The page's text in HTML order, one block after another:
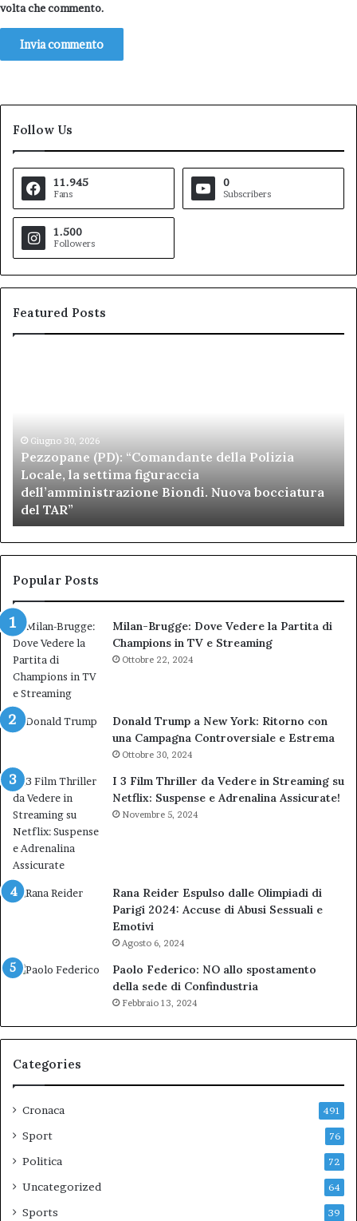
volta che commento.
Follow Us
11.945
Fans
0
Subscribers
1.500
Followers
Featured Posts
Locale,
settima
figuraccia
dell’amministrazione
Biondi.
Nuova
bocciatura
del
Giugno 30, 2026
Pezzopane (PD): “Comandante della Polizia
Locale, la settima figuraccia
dell’amministrazione Biondi. Nuova bocciatura
del TAR”
ai
Popular Posts
Milan-Brugge: Dove Vedere la Partita di
Champions in TV e Streaming
Ottobre 22, 2024
Donald Trump a New York: Ritorno con
una Campagna Controversiale e Estrema
Ottobre 30, 2024
I 3 Film Thriller da Vedere in Streaming su
Netflix: Suspense e Adrenalina Assicurate!
Novembre 5, 2024
Rana Reider Espulso dalle Olimpiadi di
Parigi 2024: Accuse di Abusi Sessuali e
Emotivi
Agosto 6, 2024
Paolo Federico: NO allo spostamento
della sede di Confindustria
Febbraio 13, 2024
Categories
Cronaca 491
Sport 76
Politica 72
Uncategorized 64
Sports 39